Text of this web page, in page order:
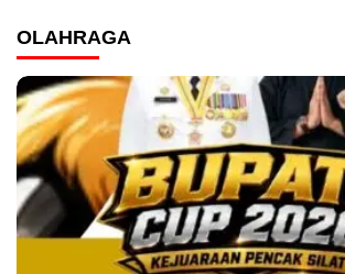
OLAHRAGA